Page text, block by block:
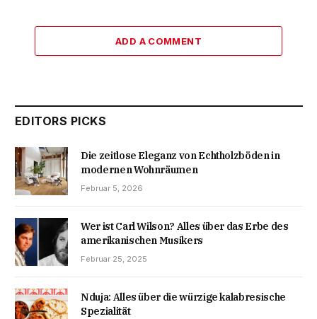
ADD A COMMENT
EDITORS PICKS
Die zeitlose Eleganz von Echtholzböden in
modernen Wohnräumen
Februar 5, 2026
Wer ist Carl Wilson? Alles über das Erbe des
amerikanischen Musikers
Februar 25, 2025
Nduja: Alles über die würzige kalabresische
Spezialität